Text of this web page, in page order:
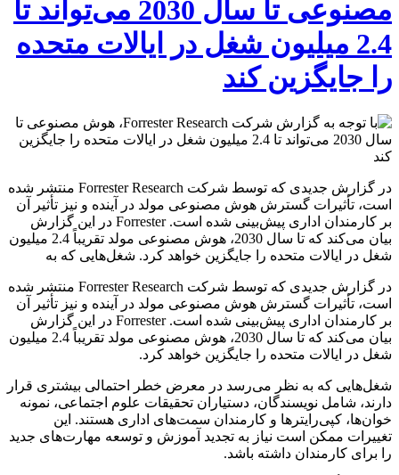
مصنوعی تا سال 2030 می‌تواند تا
2.4 میلیون شغل در ایالات متحده
را جایگزین کند
در گزارش جدیدی که توسط شرکت Forrester Research منتشر شده
است، تأثیرات گسترش هوش مصنوعی مولد در آینده و نیز تأثیر آن
بر کارمندان اداری پیش‌بینی شده است. Forrester در این گزارش
بیان می‌کند که تا سال 2030، هوش مصنوعی مولد تقریباً 2.4 میلیون
شغل در ایالات متحده را جایگزین خواهد کرد. شغل‌هایی که به
در گزارش جدیدی که توسط شرکت Forrester Research منتشر شده
است، تأثیرات گسترش هوش مصنوعی مولد در آینده و نیز تأثیر آن
بر کارمندان اداری پیش‌بینی شده است. Forrester در این گزارش
بیان می‌کند که تا سال 2030، هوش مصنوعی مولد تقریباً 2.4 میلیون
شغل در ایالات متحده را جایگزین خواهد کرد.
شغل‌هایی که به نظر می‌رسد در معرض خطر احتمالی بیشتری قرار
دارند، شامل نویسندگان، دستیاران تحقیقات علوم اجتماعی، نمونه
خوان‌ها، کپی‌رایترها و کارمندان سمت‌های اداری هستند. این
تغییرات ممکن است نیاز به تجدید آموزش و توسعه مهارت‌های جدید
را برای کارمندان داشته باشد.